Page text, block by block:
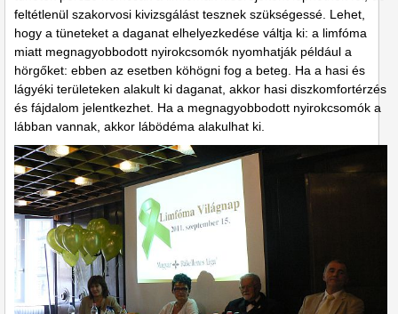
feltétlenül szakorvosi kivizsgálást tesznek szükségessé. Lehet,
hogy a tüneteket a daganat elhelyezkedése váltja ki: a limfóma
miatt megnagyobbodott nyirokcsomók nyomhatják például a
hörgőket: ebben az esetben köhögni fog a beteg. Ha a hasi és
lágyéki területeken alakult ki daganat, akkor hasi diszkomfortérzés
és fájdalom jelentkezhet. Ha a megnagyobbodott nyirokcsomók a
lábban vannak, akkor lábödéma alakulhat ki.